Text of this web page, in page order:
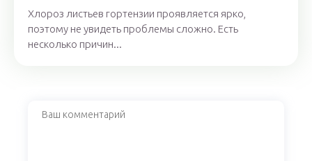
Хлороз листьев гортензии проявляется ярко,
поэтому не увидеть проблемы сложно. Есть
несколько причин...